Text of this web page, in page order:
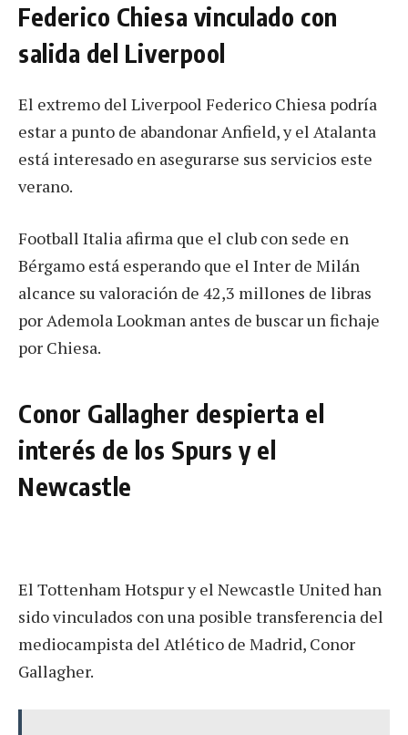
Federico Chiesa vinculado con
salida del Liverpool
El extremo del Liverpool Federico Chiesa podría
estar a punto de abandonar Anfield, y el Atalanta
está interesado en asegurarse sus servicios este
verano.
Football Italia afirma que el club con sede en
Bérgamo está esperando que el Inter de Milán
alcance su valoración de 42,3 millones de libras
por Ademola Lookman antes de buscar un fichaje
por Chiesa.
Conor Gallagher despierta el
interés de los Spurs y el
Newcastle
El Tottenham Hotspur y el Newcastle United han
sido vinculados con una posible transferencia del
mediocampista del Atlético de Madrid, Conor
Gallagher.